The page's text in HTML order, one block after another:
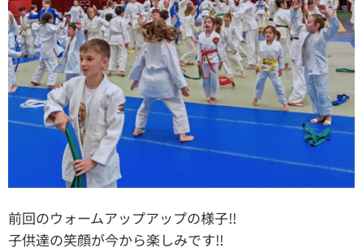
前回のウォームアップアップの様子!!
子供達の笑顔が今から楽しみです!!